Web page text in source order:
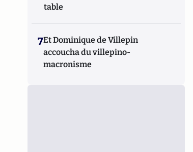
table
7Et Dominique de Villepin
accoucha du villepino-
macronisme